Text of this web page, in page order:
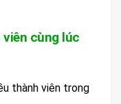
cùng lúc
thành viên trong